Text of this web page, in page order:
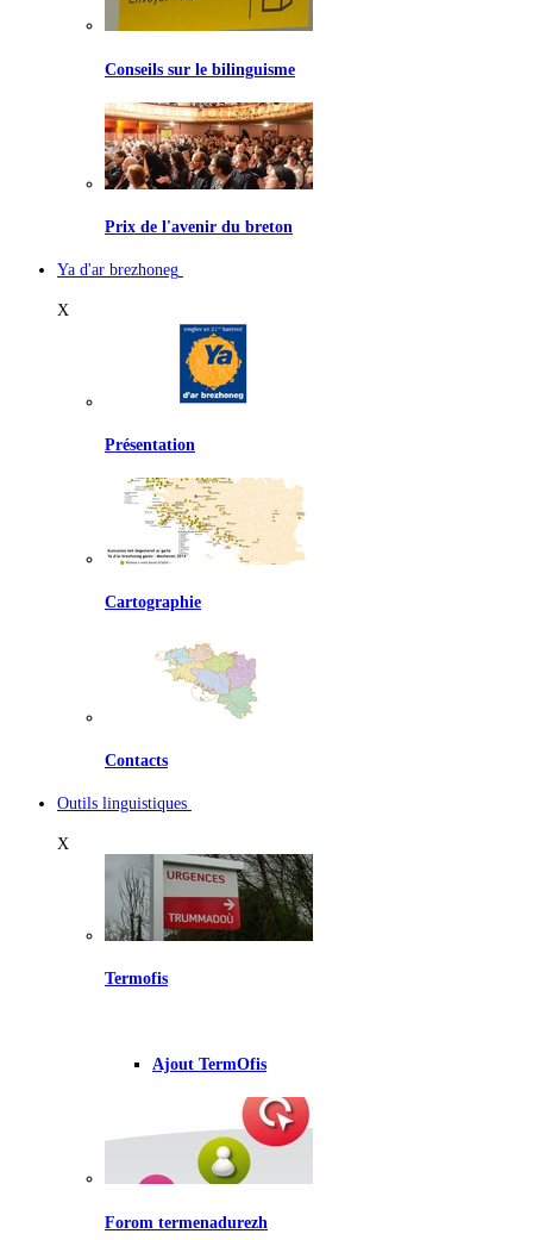
Conseils sur le bilinguisme
Prix de l'avenir du breton
Ya d'ar brezhoneg
X
Présentation
Cartographie
Contacts
Outils linguistiques
X
Termofis
Ajout TermOfis
Forom termenadurezh